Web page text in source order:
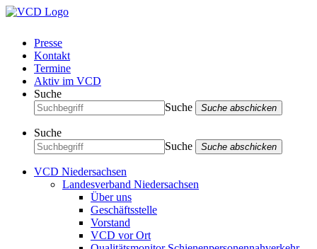
Presse
Kontakt
Termine
Aktiv im VCD
Suche
Suche
Suche abschicken
Suche
Suche
Suche abschicken
VCD Niedersachsen
Landesverband Niedersachsen
Über uns
Geschäftsstelle
Vorstand
VCD vor Ort